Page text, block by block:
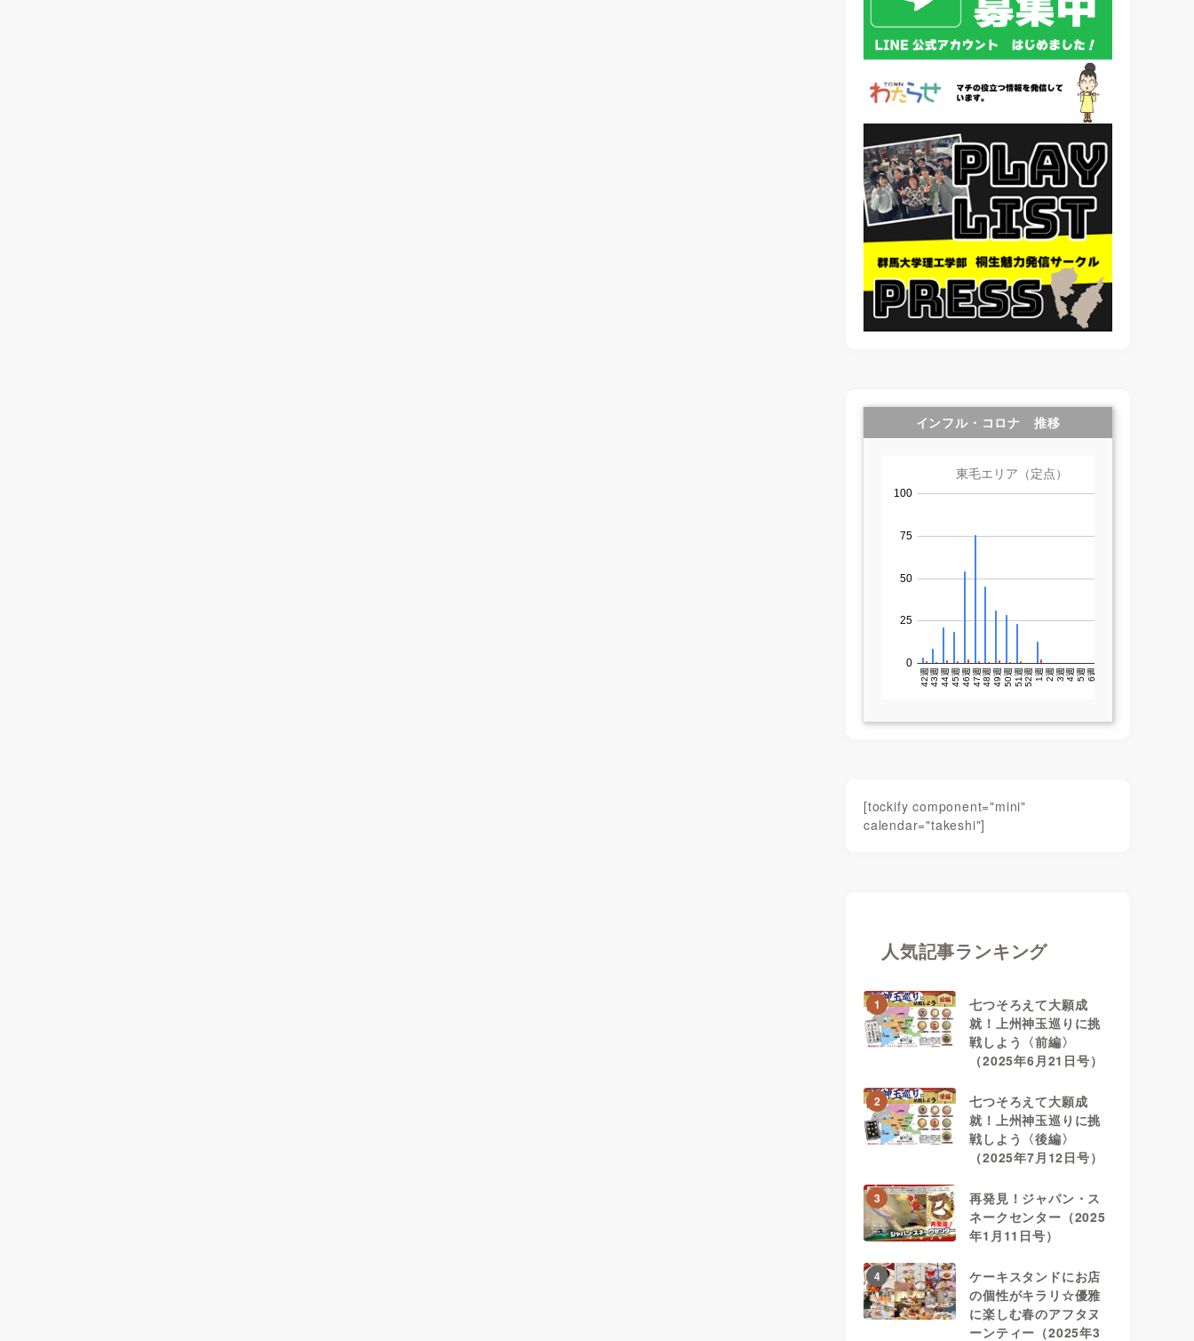
インフル・コロナ 推移
[tockify component="mini"
calendar="takeshi"]
人気記事ランキング
1
七つそろえて大願成
就！上州神玉巡りに挑
戦しよう〈前編〉
（2025年6月21日号）
2
七つそろえて大願成
就！上州神玉巡りに挑
戦しよう〈後編〉
（2025年7月12日号）
3
再発見！ジャパン・ス
ネークセンター（2025
年1月11日号）
4
ケーキスタンドにお店
の個性がキラリ☆優雅
に楽しむ春のアフタヌ
ーンティー（2025年3